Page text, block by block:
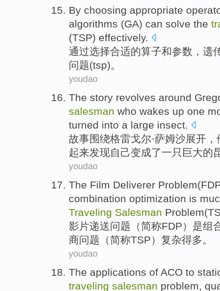
By choosing appropriate
algorithms (GA) can solve the
(TSP) effectively.
通过选择合适的算子和参数 ， 遗
问题(tsp)。
youdao
The story revolves around
salesman who wakes up one
turned into a large insect.
故事围绕格雷戈尔·萨姆沙展开
起来发现自己变成了一只巨大的
youdao
The Film Deliverer Problem(
combination optimization is
Traveling Salesman Problem(
影片递送问题 （简称FDP） 是组
商问题（简称TSP） 复杂得多。
youdao
The applications of ACO to
traveling salesman problem